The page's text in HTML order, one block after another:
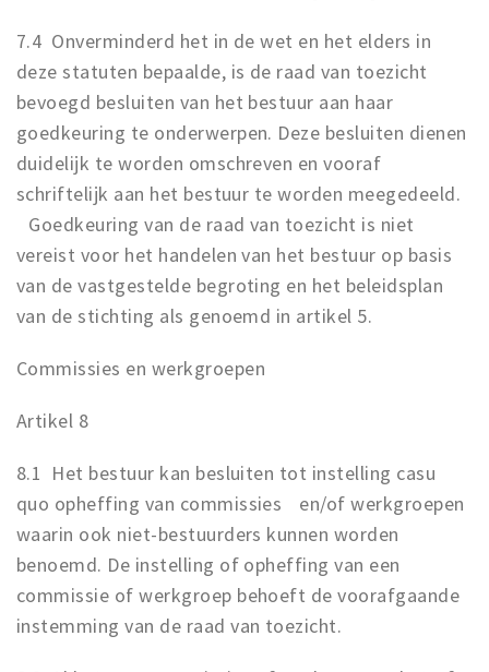
7.4 Onverminderd het in de wet en het elders in
deze statuten bepaalde, is de raad van toezicht
bevoegd besluiten van het bestuur aan haar
goedkeuring te onderwerpen. Deze besluiten dienen
duidelijk te worden omschreven en vooraf
schriftelijk aan het bestuur te worden meegedeeld.
Goedkeuring van de raad van toezicht is niet
vereist voor het handelen van het bestuur op basis
van de vastgestelde begroting en het beleidsplan
van de stichting als genoemd in artikel 5.
Commissies en werkgroepen
Artikel 8
8.1 Het bestuur kan besluiten tot instelling casu
quo opheffing van commissies en/of werkgroepen
waarin ook niet-bestuurders kunnen worden
benoemd. De instelling of opheffing van een
commissie of werkgroep behoeft de voorafgaande
instemming van de raad van toezicht.